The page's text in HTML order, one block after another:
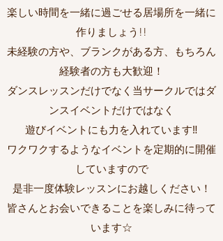
楽しい時間を一緒に過ごせる居場所を一緒に
作りましょう!!
未経験の方や、ブランクがある方、もちろん
経験者の方も大歓迎！
ダンスレッスンだけでなく当サークルではダ
ンスイベントだけではなく
遊びイベントにも力を入れています‼︎
ワクワクするようなイベントを定期的に開催
していますので
是非一度体験レッスンにお越しください！
皆さんとお会いできることを楽しみに待って
います☆